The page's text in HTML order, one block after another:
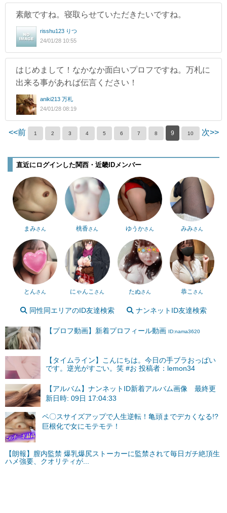
素敵ですね。寝取らせていただきたいですね。
risshu123 りつ
24/01/28 10:55
はじめまして！なかなか面白いプロフですね。万札に
出来る事があれば伝言ください！
aniki213 万札
24/01/28 08:19
<<前 1 2 3 4 5 6 7 8 9 10 次>>
直近にログインした関西・近畿IDメンバー
まみさん 桃香さん ゆうかさん みみさん
とんさん にゃんこ さん たぬさん 恭こ さん
同性同エリアのID友達検索 ナンネットID友達検索
【プロフ動画】新着プロフィール動画 ID:nama3620
【タイムライン】こんにちは。今日の手ブラおっぱい
です。逆光がすごい。笑 #お 投稿者：lemon34
【アルバム】ナンネットID新着アルバム画像 最終更
新日時: 09日 17:04:33